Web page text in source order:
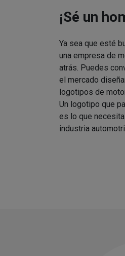
¡Sé un
Ya sea que esté
una empresa de
atrás. Puedes
el mercado
logotipos de
Un logotipo que
es lo que
industria